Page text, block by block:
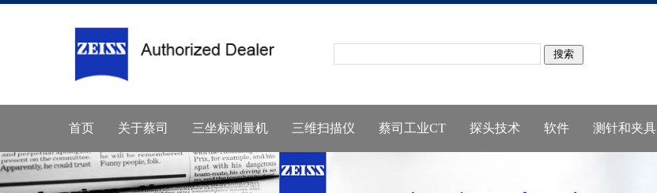
首页 关于蔡司 三坐标测量机 三维扫描仪 蔡司工业CT 探头技术 软件 测针和夹具